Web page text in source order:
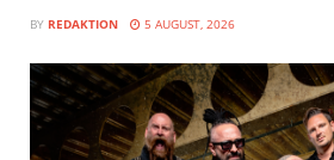
BY REDAKTION 5 AUGUST, 2026